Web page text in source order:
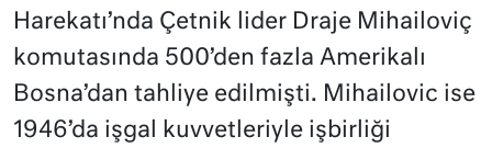
Harekatı’nda Çetnik lider Draje Mihailoviç
komutasında 500’den fazla Amerikalı
Bosna’dan tahliye edilmişti. Mihailovic ise
1946’da işgal kuvvetleriyle işbirliği